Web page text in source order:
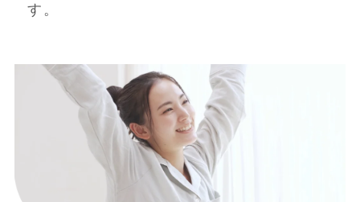
す。